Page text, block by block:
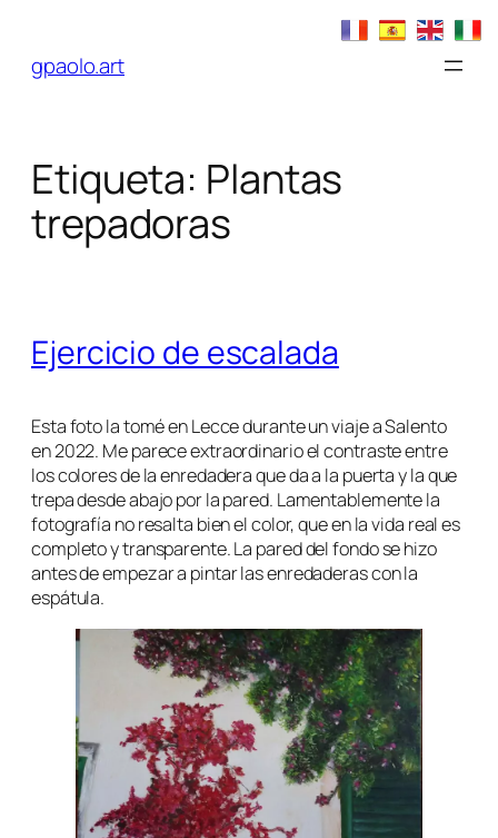
contenido
gpaolo.art
Etiqueta: Plantas
trepadoras
Ejercicio de escalada
Esta foto la tomé en Lecce durante un viaje a Salento
en 2022. Me parece extraordinario el contraste entre
los colores de la enredadera que da a la puerta y la que
trepa desde abajo por la pared. Lamentablemente la
fotografía no resalta bien el color, que en la vida real es
completo y transparente. La pared del fondo se hizo
antes de empezar a pintar las enredaderas con la
espátula.